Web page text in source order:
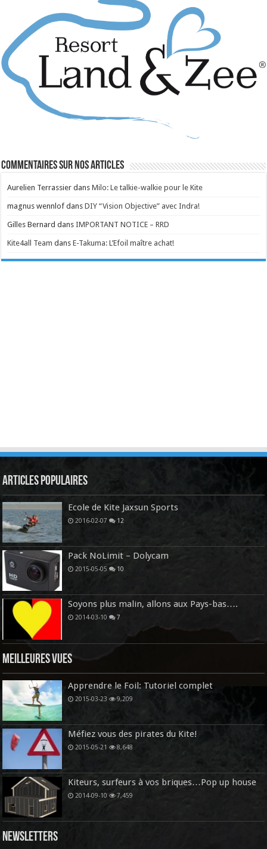
Commentaires sur nos articles
Aurelien Terrassier dansMilo: Le talkie-walkie pour le Kite
magnus wennlof dansDIY “Vision Objective” avec Indra!
Gilles Bernard dansIMPORTANT NOTICE – RRD
Kite4all Team dansE-Takuma: L’Efoil maître achat!
Articles Populaires
Ecole de Kite Jaxsun Sports
2016-02-07 12
Pack NoLimit – Dolycam
2015-05-05 10
Soyons plus malin, allons aux Pays-bas….
2014-03-10 7
Meilleures vues
Apprendre le Foil: Tutoriel complet
2015-03-23 9,209
Méfiez vous des pirates du Kite!
2015-05-21 8,648
Kiteurs, surfeurs à vos briques…Pop up house
2014-09-10 7,459
Newsletters